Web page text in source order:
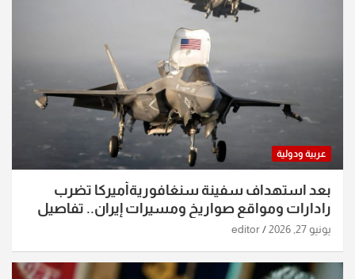
عربية ودولية
بعد استهداف سفينة سنغافوريةأميركا تضرب
رادارات ومواقع صواريخ ومسيرات إيران.. تفاصيل
الساعات الماضية
يونيو 27, 2026 editor